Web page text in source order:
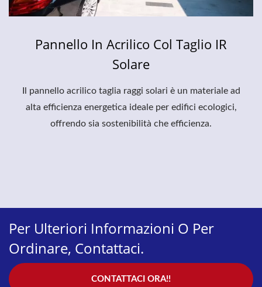
Pannello In Acrilico Col Taglio IR
Solare
Il pannello acrilico taglia raggi solari è un materiale ad
alta efficienza energetica ideale per edifici ecologici,
offrendo sia sostenibilità che efficienza.
Per Ulteriori Informazioni O Per
Ordinare, Contattaci.
CONTATTACI ORA!!